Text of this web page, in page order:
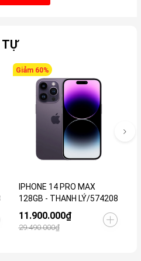
TỰ
Giảm 60%
IPHONE 14 PRO MAX
128GB - THANH LÝ/574208
11.900.000₫
29.490.000₫